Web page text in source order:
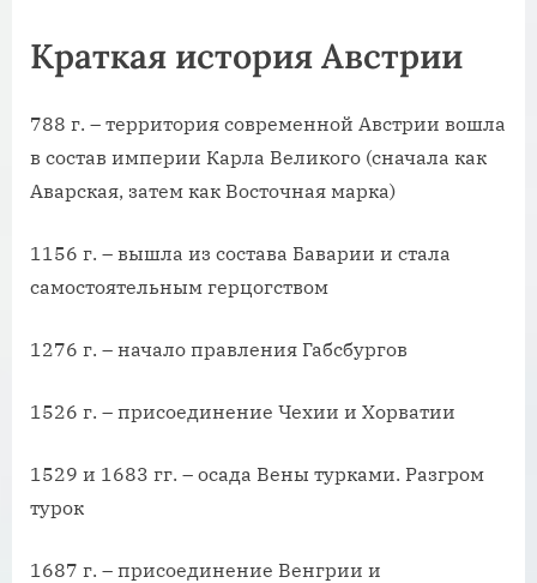
Краткая история Австрии
788 г. – территория современной Австрии вошла
в состав империи Карла Великого (сначала как
Аварская, затем как Восточная марка)
1156 г. – вышла из состава Баварии и стала
самостоятельным герцогством
1276 г. – начало правления Габсбургов
1526 г. – присоединение Чехии и Хорватии
1529 и 1683 гг. – осада Вены турками. Разгром
турок
1687 г. – присоединение Венгрии и